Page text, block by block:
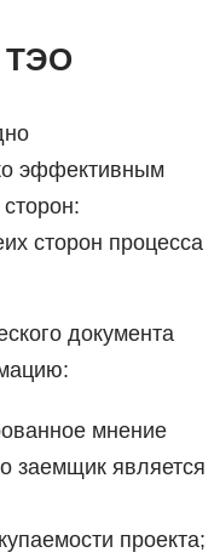
эффективным
сторон процесса
документа
мнение
заемщик является
проекта;